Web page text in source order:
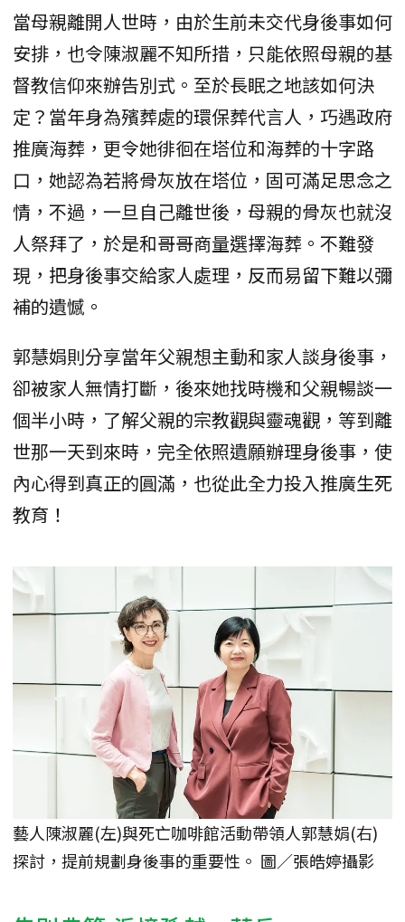
當母親離開人世時，由於生前未交代身後事如何
安排，也令陳淑麗不知所措，只能依照母親的基
督教信仰來辦告別式。至於長眠之地該如何決
定？當年身為殯葬處的環保葬代言人，巧遇政府
推廣海葬，更令她徘徊在塔位和海葬的十字路
口，她認為若將骨灰放在塔位，固可滿足思念之
情，不過，一旦自己離世後，母親的骨灰也就沒
人祭拜了，於是和哥哥商量選擇海葬。不難發
現，把身後事交給家人處理，反而易留下難以彌
補的遺憾。
郭慧娟則分享當年父親想主動和家人談身後事，
卻被家人無情打斷，後來她找時機和父親暢談一
個半小時，了解父親的宗教觀與靈魂觀，等到離
世那一天到來時，完全依照遺願辦理身後事，使
內心得到真正的圓滿，也從此全力投入推廣生死
教育！
藝人陳淑麗(左)與死亡咖啡館活動帶領人郭慧娟(右)
探討，提前規劃身後事的重要性。 圖／張皓婷攝影